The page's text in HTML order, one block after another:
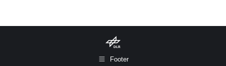
Footer